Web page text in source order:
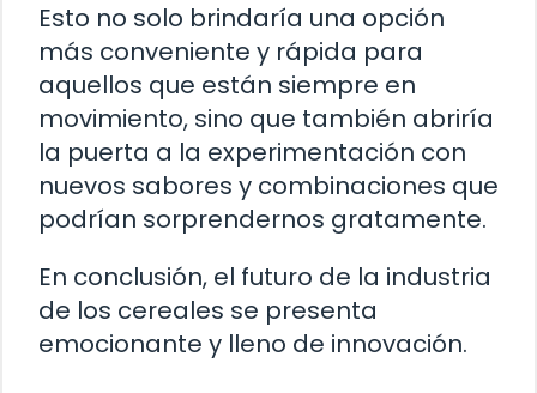
Esto no solo brindaría una opción
más conveniente y rápida para
aquellos que están siempre en
movimiento, sino que también abriría
la puerta a la experimentación con
nuevos sabores y combinaciones que
podrían sorprendernos gratamente.
En conclusión, el futuro de la industria
de los cereales se presenta
emocionante y lleno de innovación.